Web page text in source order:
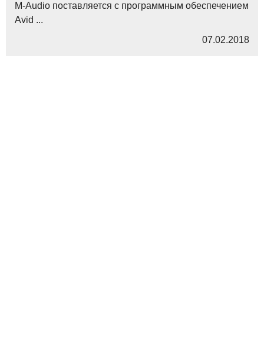
M-Audio поставляется с программным обеспечением
Avid ...
07.02.2018